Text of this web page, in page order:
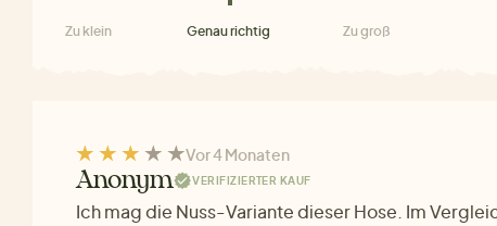
Zu klein Genau richtig Zu groß
Vor 4 Monaten
Anonym VERIFIZIERTER KAUF
Ich mag die Nuss-Variante dieser Hose. Im